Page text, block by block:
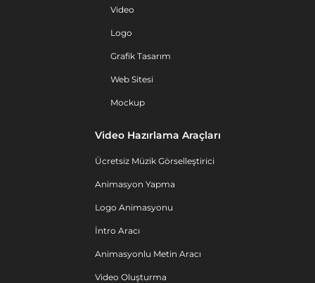
Video
Logo
Grafik Tasarım
Web Sitesi
Mockup
Video Hazırlama Araçları
Ücretsiz Müzik Görselleştirici
Animasyon Yapma
Logo Animasyonu
İntro Aracı
Animasyonlu Metin Aracı
Video Oluşturma